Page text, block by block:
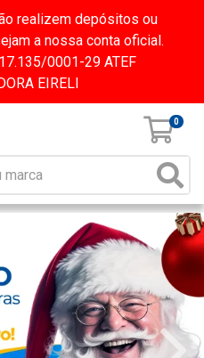
realizem depósitos ou
a nossa conta oficial.
0001-29 ATEF
EIRELI
0